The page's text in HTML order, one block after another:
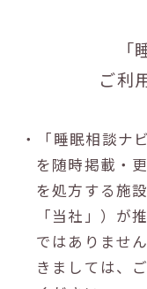
ご利
・「睡眠相談ナ
を随時掲載・
を処方する施
「当社」）が
ではありませ
きましては、